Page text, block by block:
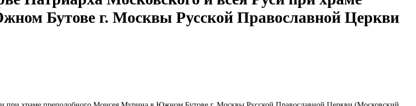
Бутове г. Москвы Русской Православной Церкви